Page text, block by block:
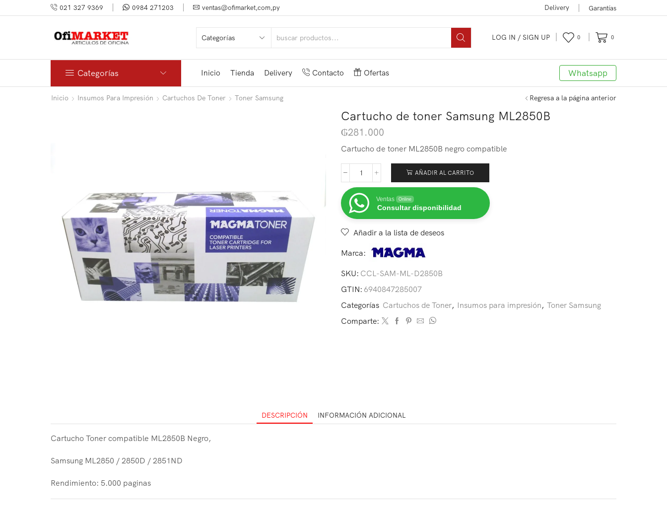
021 327 9369 0984 271203 ventas@ofimarket,com,py Delivery Garantías
LOG IN / SIGN UP 0 0
Categorías Inicio Tienda Delivery Contacto Ofertas Whatsapp
Inicio Insumos Para Impresión Cartuchos De Toner Toner Samsung Regresa a la página anterior
Cartucho de toner Samsung ML2850B
₲281.000
Cartucho de toner ML2850B negro compatible
AÑADIR AL CARRITO
Ventas Online
Consultar disponibilidad
Añadir a la lista de deseos
Marca:
SKU: CCL-SAM-ML-D2850B
GTIN: 6940847285007
Categorías Cartuchos de Toner, Insumos para impresión, Toner Samsung
Comparte:
DESCRIPCIÓN INFORMACIÓN ADICIONAL
Cartucho Toner compatible ML2850B Negro,
Samsung ML2850 / 2850D / 2851ND
Rendimiento: 5.000 paginas